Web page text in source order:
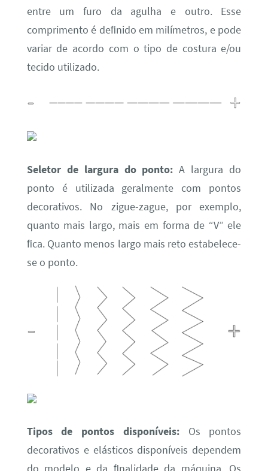
entre um furo da agulha e outro. Esse
comprimento é deﬁnido em milímetros, e pode
variar de acordo com o tipo de costura e/ou
tecido utilizado.
Seletor de largura do ponto: A largura do
ponto é utilizada geralmente com pontos
decorativos. No zigue-zague, por exemplo,
quanto mais largo, mais em forma de “V” ele
ﬁca. Quanto menos largo mais reto estabelece-
se o ponto.
Tipos de pontos disponíveis:Os pontos
decorativos e elásticos disponíveis dependem